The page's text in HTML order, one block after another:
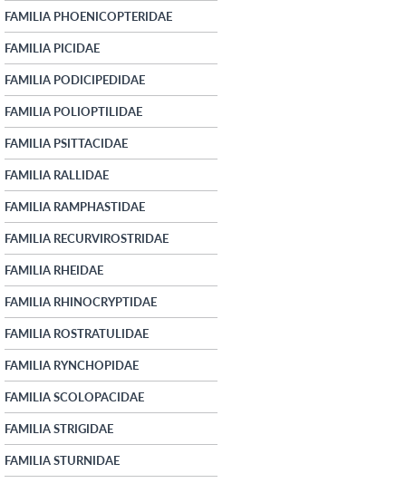
FAMILIA PHOENICOPTERIDAE
FAMILIA PICIDAE
FAMILIA PODICIPEDIDAE
FAMILIA POLIOPTILIDAE
FAMILIA PSITTACIDAE
FAMILIA RALLIDAE
FAMILIA RAMPHASTIDAE
FAMILIA RECURVIROSTRIDAE
FAMILIA RHEIDAE
FAMILIA RHINOCRYPTIDAE
FAMILIA ROSTRATULIDAE
FAMILIA RYNCHOPIDAE
FAMILIA SCOLOPACIDAE
FAMILIA STRIGIDAE
FAMILIA STURNIDAE